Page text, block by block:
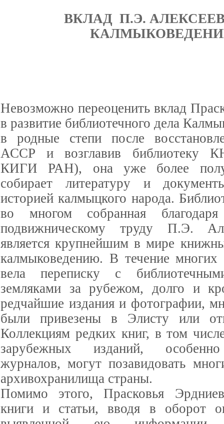
ВКЛАД П.Э.
Невозможно переоценить вклад
в развитие библиотечного дела
в родные степи после
АССР и возглавив библиотеку
КИГИ РАН), она уже более
собирает литературу и
историей калмыцкого народа.
во многом собранная
подвижническому труду П.Э.
является крупнейшим в мире
калмыковедению. В течение многих
вела переписку с
земляками за рубежом, долго и
редчайшие издания и фотографии,
были привезены в Элисту или
Коллекциям редких книг, в том
зарубежных изданий, особенно
журналов, могут позавидовать
архивохранилища страны.
Помимо этого, Прасковья
книги и статьи, вводя в оборот